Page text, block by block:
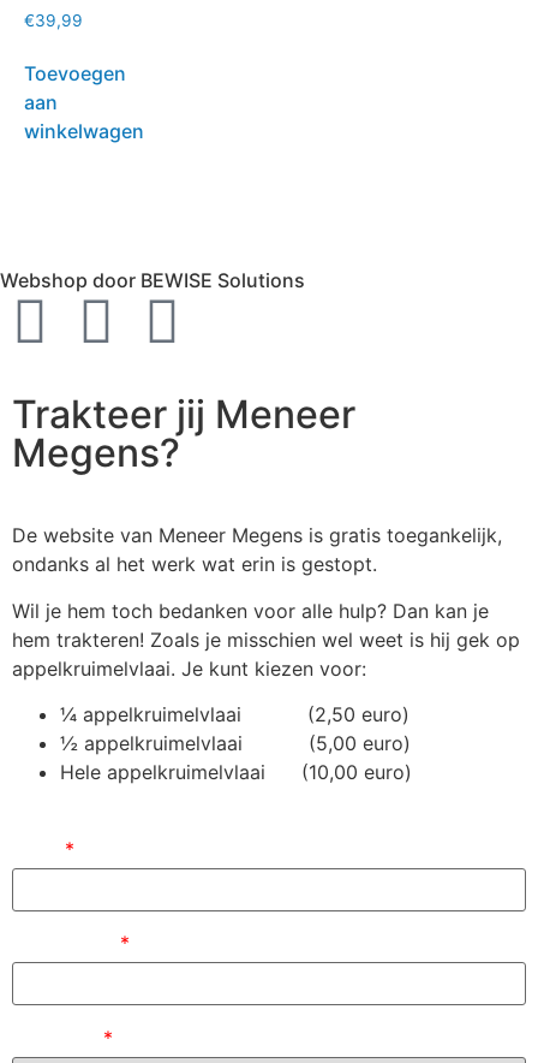
€39,99
Toevoegen
aan
winkelwagen
Webshop door BEWISE Solutions
Trakteer jij Meneer
Megens?
De website van Meneer Megens is gratis toegankelijk,
ondanks al het werk wat erin is gestopt.
Wil je hem toch bedanken voor alle hulp? Dan kan je
hem trakteren! Zoals je misschien wel weet is hij gek op
appelkruimelvlaai. Je kunt kiezen voor:
¼ appelkruimelvlaai (2,50 euro)
½ appelkruimelvlaai (5,00 euro)
Hele appelkruimelvlaai (10,00 euro)
*
*
*